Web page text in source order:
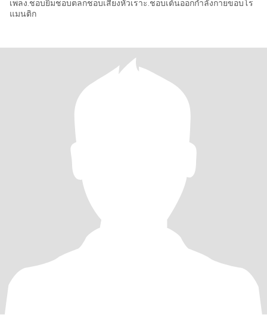
เพลง.ชอบยิ้มชอบตลกชอบเสียงหัวเราะ.ชอบเต้นออกกำลังกายขอบโร
แมนติก